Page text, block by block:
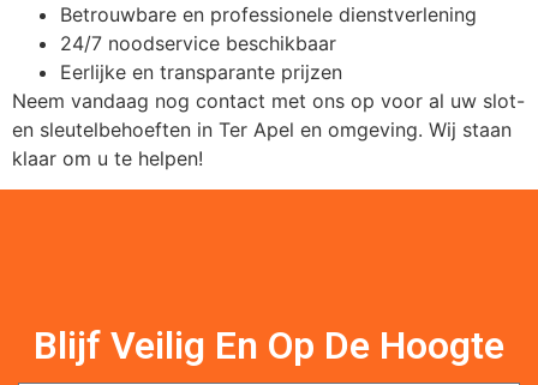
Betrouwbare en professionele dienstverlening
24/7 noodservice beschikbaar
Eerlijke en transparante prijzen
Neem vandaag nog contact met ons op voor al uw slot-
en sleutelbehoeften in Ter Apel en omgeving. Wij staan
klaar om u te helpen!
Blijf Veilig En Op De Hoogte